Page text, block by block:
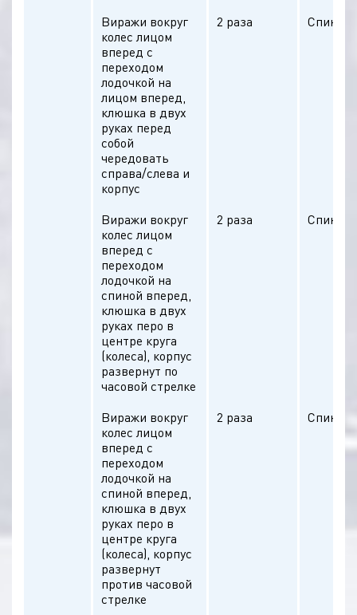
Виражи вокруг
колес лицом
вперед с
переходом
лодочкой на
лицом вперед,
клюшка в двух
руках перед
собой
чередовать
справа/слева и
корпус
2 раза Спина
Виражи вокруг
колес лицом
вперед с
переходом
лодочкой на
спиной вперед,
клюшка в двух
руках перо в
центре круга
(колеса), корпус
развернут по
часовой стрелке
2 раза Спина
Виражи вокруг
колес лицом
вперед с
переходом
лодочкой на
спиной вперед,
клюшка в двух
руках перо в
центре круга
(колеса), корпус
развернут
против часовой
стрелке
2 раза Спина